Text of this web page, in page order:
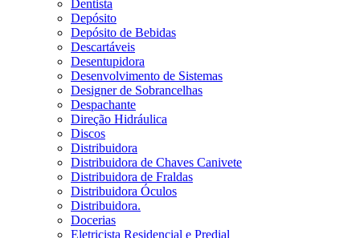
Dentista
Depósito
Depósito de Bebidas
Descartáveis
Desentupidora
Desenvolvimento de Sistemas
Designer de Sobrancelhas
Despachante
Direção Hidráulica
Discos
Distribuidora
Distribuidora de Chaves Canivete
Distribuidora de Fraldas
Distribuidora Óculos
Distribuidora.
Docerias
Eletricista Residencial e Predial